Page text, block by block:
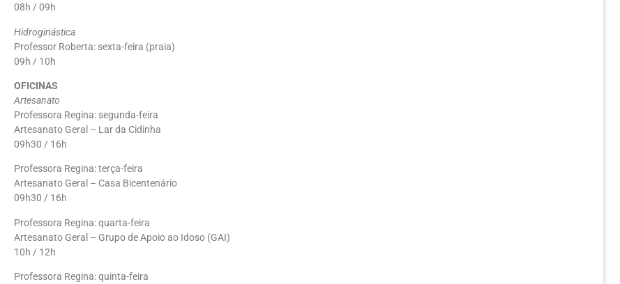
08h / 09h
Hidroginástica
Professor Roberta: sexta-feira (praia)
09h / 10h
OFICINAS
Artesanato
Professora Regina: segunda-feira
Artesanato Geral – Lar da Cidinha
09h30 / 16h
Professora Regina: terça-feira
Artesanato Geral – Casa Bicentenário
09h30 / 16h
Professora Regina: quarta-feira
Artesanato Geral – Grupo de Apoio ao Idoso (GAI)
10h / 12h
Professora Regina: quinta-feira